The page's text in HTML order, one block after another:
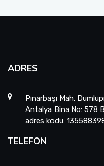
ADRES
Pınarbaşı Mah.
Antalya Bina No: 578
adres kodu:
TELEFON
Komisyonu
Risk Değerlendirme Ekibi